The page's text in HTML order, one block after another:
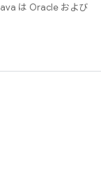
は Oracle および